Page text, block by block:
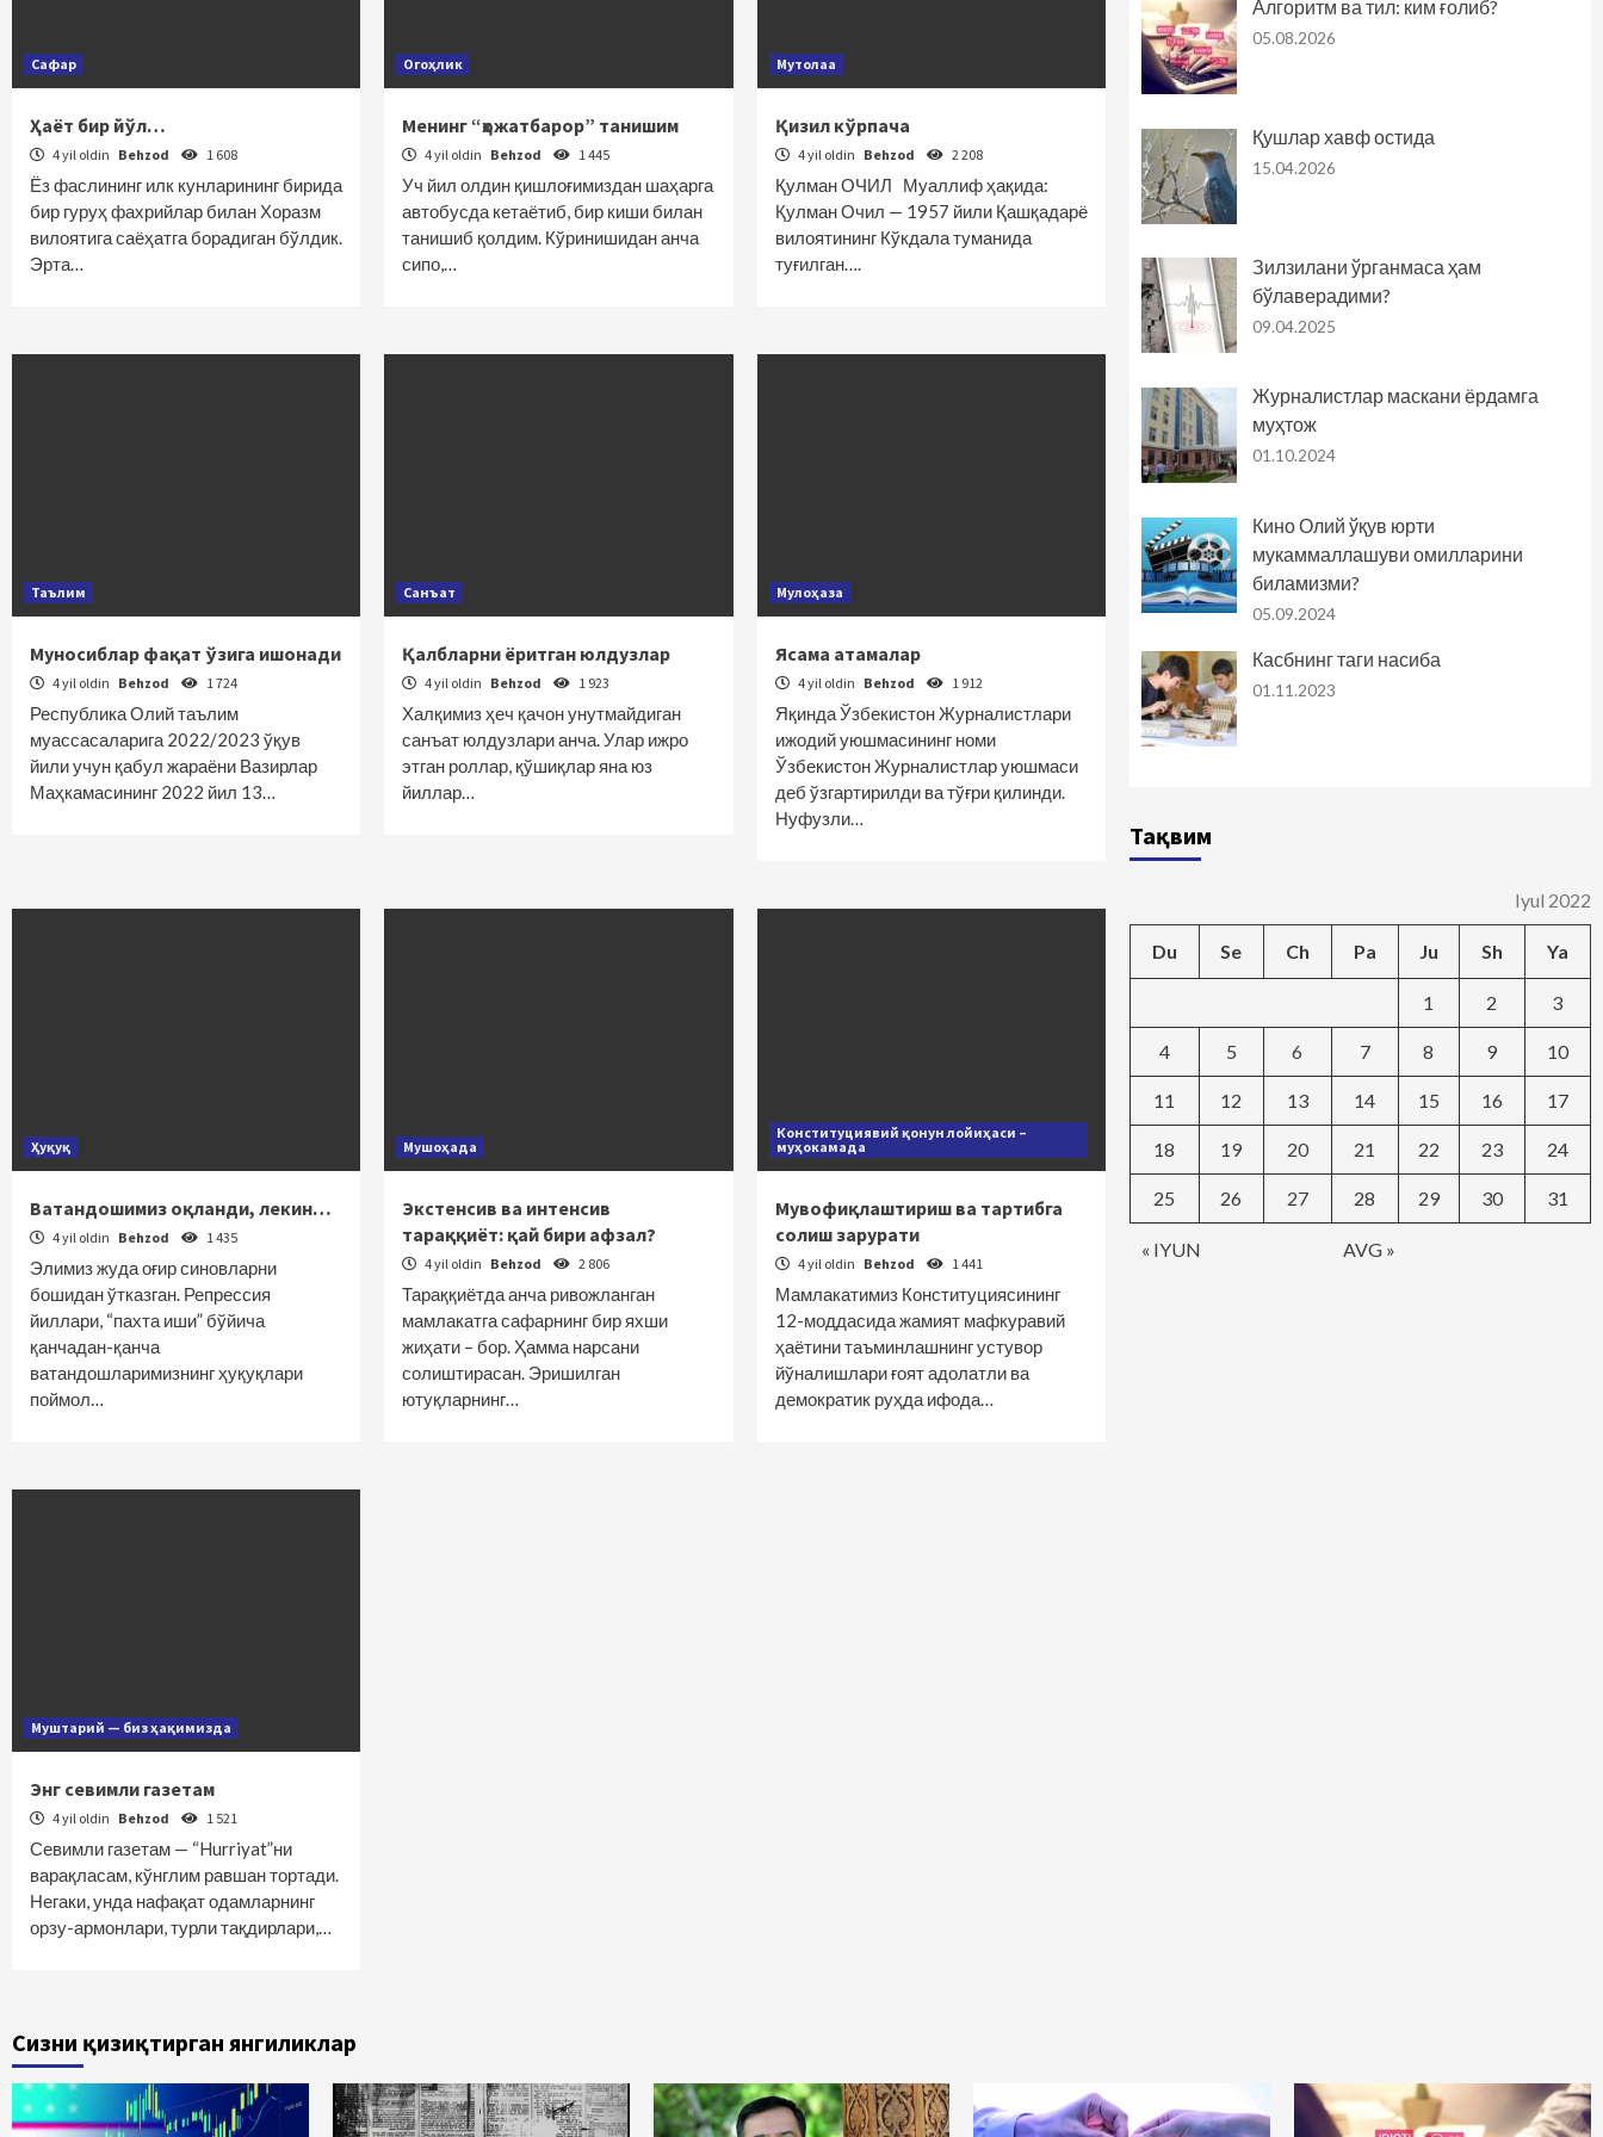
Сафар
Ҳаёт бир йўл…
4 yil oldin Behzod 1 608
Ёз фаслининг илк кунларининг бирида
бир гуруҳ фахрийлар билан Хоразм
вилоятига саёҳатга борадиган бўлдик.
Эрта…
Огоҳлик
Менинг “ҳожатбарор” танишим
4 yil oldin Behzod 1 445
Уч йил олдин қишлоғимиздан шаҳарга
автобусда кетаётиб, бир киши билан
танишиб қолдим. Кўринишидан анча
сипо,…
Мутолаа
Қизил кўрпача
4 yil oldin Behzod 2 208
Қулман ОЧИЛ Муаллиф ҳақида:
Қулман Очил — 1957 йили Қашқадарё
вилоятининг Кўкдала туманида
туғилган….
Таълим
Муносиблар фақат ўзига ишонади
4 yil oldin Behzod 1 724
Республика Олий таълим
муассасаларига 2022/2023 ўқув
йили учун қабул жараёни Вазирлар
Маҳкамасининг 2022 йил 13…
Санъат
Қалбларни ёритган юлдузлар
4 yil oldin Behzod 1 923
Халқимиз ҳеч қачон унутмайдиган
санъат юлдузлари анча. Улар ижро
этган роллар, қўшиқлар яна юз
йиллар…
Мулоҳаза
Ясама атамалар
4 yil oldin Behzod 1 912
Яқинда Ўзбекистон Журналистлари
ижодий уюшмасининг номи
Ўзбекистон Журналистлар уюшмаси
деб ўзгартирилди ва тўғри қилинди.
Нуфузли…
Ҳуқуқ
Ватандошимиз оқланди, лекин…
4 yil oldin Behzod 1 435
Элимиз жуда оғир синовларни
бошидан ўтказган. Репрессия
йиллари, “пахта иши” бўйича
қанчадан-қанча
ватандошларимизнинг ҳуқуқлари
поймол…
Мушоҳада
Экстенсив ва интенсив
тараққиёт: қай бири афзал?
4 yil oldin Behzod 2 806
Тараққиётда анча ривожланган
мамлакатга сафарнинг бир яхши
жиҳати – бор. Ҳамма нарсани
солиштирасан. Эришилган
ютуқларнинг…
Конституциявий қонун лойиҳаси –
муҳокамада
Мувофиқлаштириш ва тартибга
солиш зарурати
4 yil oldin Behzod 1 441
Мамлакатимиз Конституциясининг
12-моддасида жамият мафкуравий
ҳаётини таъминлашнинг устувор
йўналишлари ғоят адолатли ва
демократик руҳда ифода…
Муштарий — биз ҳақимизда
Энг севимли газетам
4 yil oldin Behzod 1 521
Севимли газетам — “Hurriyat”ни
варақласам, кўнг­лим равшан тортади.
Негаки, унда нафақат одамларнинг
орзу-армонлари, турли тақдирлари,…
Алгоритм ва тил: ким ғолиб?
05.08.2026
Қушлар хавф остида
15.04.2026
Зилзилани ўрганмаса ҳам
бўлаверадими?
09.04.2025
Журналистлар маскани ёрдамга
муҳтож
01.10.2024
Кино Олий ўқув юрти
мукаммаллашуви омилларини
биламизми?
05.09.2024
Касбнинг таги насиба
01.11.2023
Тақвим
Iyul 2022
Du Se Ch Pa Ju Sh Ya
« IYUN AVG »
1 2 3
4 5 6 7 8 9 10
11 12 13 14 15 16 17
18 19 20 21 22 23 24
25 26 27 28 29 30 31
Сизни қизиқтирган янгиликлар